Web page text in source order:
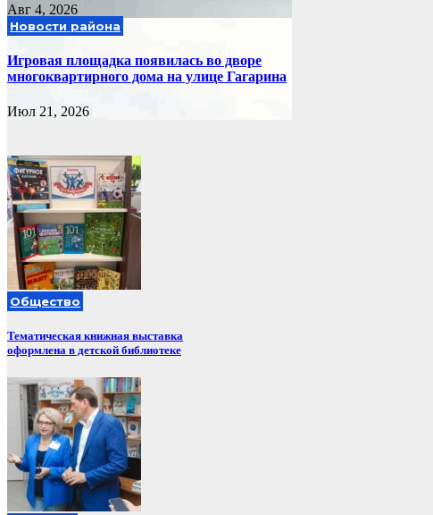
Авг 4, 2026
Новости района
Игровая площадка появилась во дворе
многоквартирного дома на улице Гагарина
Июл 21, 2026
Общество
Тематическая книжная выставка
оформлена в детской библиотеке